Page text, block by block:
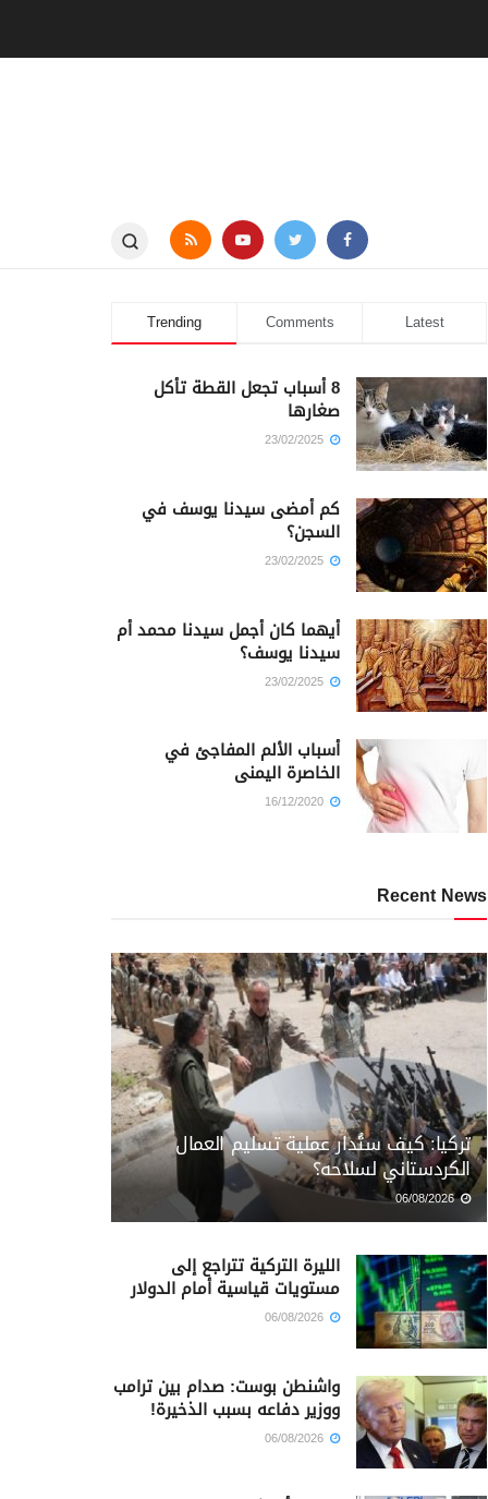
Trending Comments Latest
8 أسباب تجعل القطة تأكل
صغارها
كم أمضى سيدنا يوسف في
السجن؟
أيهما كان أجمل سيدنا محمد أم
سيدنا يوسف؟
أسباب الألم المفاجئ في
الخاصرة اليمنى
Recent News
تركيا: كيف ستُدار عملية تسليم العمال
الكردستاني لسلاحه؟
06/08/2026
الليرة التركية تتراجع إلى
مستويات قياسية أمام الدولار
واشنطن بوست: صدام بين ترامب
ووزير دفاعه بسبب الذخيرة!